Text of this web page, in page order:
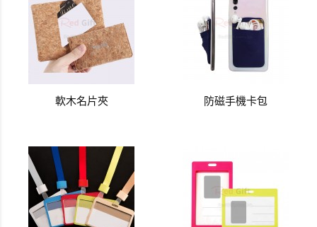
軟木名片夾 防磁手機卡包